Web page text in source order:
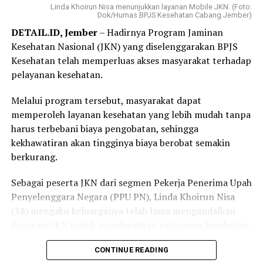
mengharuskannya datang ke kantor BPJS Kesehatan
membuat layanan tersebut lebih praktis dan mudah
diakses.
“Saya langsung mendaftar Program REHAB 3.0 melalui
Aplikasi Mobile JKN dan prosesnya sangat mudah. Saya
skema cicilan yang fleksibel benar-benar menjadi solusi
karena saya bisa mencicil tunggakan sesuai kemampuan.
Saya juga bersyukur pemerintah tetap hadir
memberikan perlindungan kesehatan bagi masyarakat
yang membutuhkan,” katanya.
Elok mengaku sangat terbantu dengan kehadiran BPJS
Keliling di desanya.
sekaligus berkonsultasi mengenai mekanisme
pembayaran iuran dan pendaftaran Program REHAB.
Linda Khoirun Nisa menunjukkan layanan Mobile JKN. (Foto:
Dok/Humas BPJS Kesehatan Cabang Jember)
DETAIL.ID, Jember– Hadirnya Program Jaminan
Kesehatan Nasional (JKN) yang diselenggarakan BPJS
Kesehatan telah memperluas akses masyarakat terhadap
pelayanan kesehatan.
Melalui program tersebut, masyarakat dapat
memperoleh layanan kesehatan yang lebih mudah tanpa
harus terbebani biaya pengobatan, sehingga
kekhawatiran akan tingginya biaya berobat semakin
berkurang.
Sebagai peserta JKN dari segmen Pekerja Penerima Upah
Penyelenggara Negara (PPU PN), Linda Khoirun Nisa
(38) mengaku keluarganya telah lama mengandalkan
Bersama suami dan kedua anaknya, ia merasakan
CONTINUE READING